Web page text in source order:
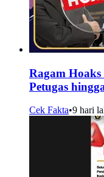
Ragam
Petugas
Cek Fakta•9 hari